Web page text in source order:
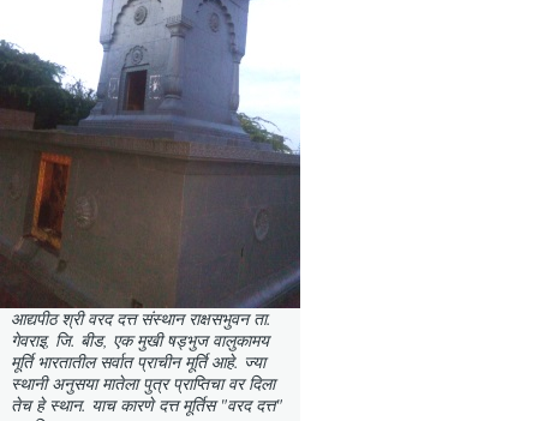
आद्यपीठ श्री वरद दत्त संस्थान राक्षसभुवन ता.
गेवराइ, जि. बीड, एक मुखी षड्भुज वालुकामय
मूर्ति भारतातील सर्वात प्राचीन मूर्ति आहे. ज्या
स्थानी अनुसया मातेला पुत्र प्राप्तिचा वर दिला
तेच हे स्थान. याच कारणे दत्त मूर्तिस "वरद दत्त"